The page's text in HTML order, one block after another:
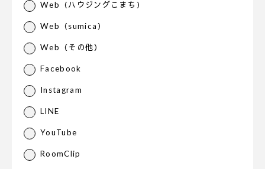
Web（ハウジングこまち）
Web（sumica）
Web（その他）
Facebook
Instagram
LINE
YouTube
RoomClip